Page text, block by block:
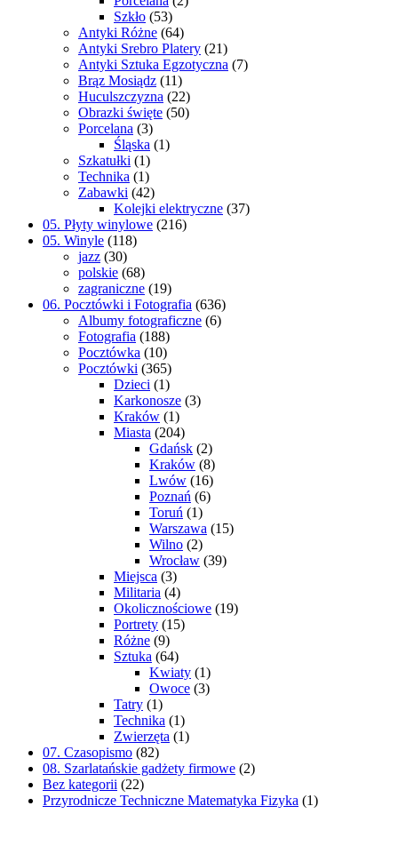
Szkło (53)
Antyki Różne (64)
Antyki Srebro Platery (21)
Antyki Sztuka Egzotyczna (7)
Brąz Mosiądz (11)
Huculszczyzna (22)
Obrazki święte (50)
Porcelana (3)
Śląska (1)
Szkatułki (1)
Technika (1)
Zabawki (42)
Kolejki elektryczne (37)
05. Płyty winylowe (216)
05. Winyle (118)
jazz (30)
polskie (68)
zagraniczne (19)
06. Pocztówki i Fotografia (636)
Albumy fotograficzne (6)
Fotografia (188)
Pocztówka (10)
Pocztówki (365)
Dzieci (1)
Karkonosze (3)
Kraków (1)
Miasta (204)
Gdańsk (2)
Kraków (8)
Lwów (16)
Poznań (6)
Toruń (1)
Warszawa (15)
Wilno (2)
Wrocław (39)
Miejsca (3)
Militaria (4)
Okolicznościowe (19)
Portrety (15)
Różne (9)
Sztuka (64)
Kwiaty (1)
Owoce (3)
Tatry (1)
Technika (1)
Zwierzęta (1)
07. Czasopismo (82)
08. Szarlatańskie gadżety firmowe (2)
Bez kategorii (22)
Przyrodnicze Techniczne Matematyka Fizyka (1)